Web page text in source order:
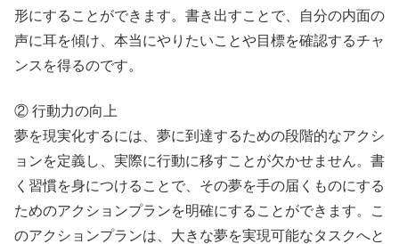
形にすることができます。書き出すことで、自分の内面の
声に耳を傾け、本当にやりたいことや目標を確認するチャ
ンスを得るのです。
② 行動力の向上
夢を現実化するには、夢に到達するための段階的なアクシ
ョンを定義し、実際に行動に移すことが欠かせません。書
く習慣を身につけることで、その夢を手の届くものにする
ためのアクションプランを明確にすることができます。こ
のアクションプランは、大きな夢を実現可能なタスクへと